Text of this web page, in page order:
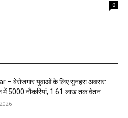
0
– बेरोजगार युवाओं के लिए सुनहरा अवसर:
में 5000 नौकरियां, ₹1.61 लाख तक वेतन